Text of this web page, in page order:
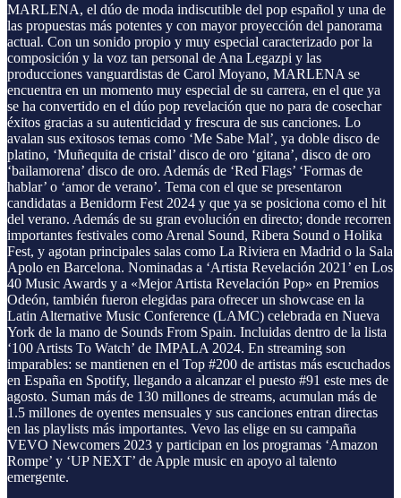
MARLENA, el dúo de moda indiscutible del pop español y una de
las propuestas más potentes y con mayor proyección del panorama
actual. Con un sonido propio y muy especial caracterizado por la
composición y la voz tan personal de Ana Legazpi y las
producciones vanguardistas de Carol Moyano, MARLENA se
encuentra en un momento muy especial de su carrera, en el que ya
se ha convertido en el dúo pop revelación que no para de cosechar
éxitos gracias a su autenticidad y frescura de sus canciones. Lo
avalan sus exitosos temas como ‘Me Sabe Mal’, ya doble disco de
platino, ‘Muñequita de cristal’ disco de oro ‘gitana’, disco de oro
‘bailamorena’ disco de oro. Además de ‘Red Flags’ ‘Formas de
hablar’ o ‘amor de verano’. Tema con el que se presentaron
candidatas a Benidorm Fest 2024 y que ya se posiciona como el hit
del verano. Además de su gran evolución en directo; donde recorren
importantes festivales como Arenal Sound, Ribera Sound o Holika
Fest, y agotan principales salas como La Riviera en Madrid o la Sala
Apolo en Barcelona. Nominadas a ‘Artista Revelación 2021’ en Los
40 Music Awards y a «Mejor Artista Revelación Pop» en Premios
Odeón, también fueron elegidas para ofrecer un showcase en la
Latin Alternative Music Conference (LAMC) celebrada en Nueva
York de la mano de Sounds From Spain. Incluidas dentro de la lista
‘100 Artists To Watch’ de IMPALA 2024. En streaming son
imparables: se mantienen en el Top #200 de artistas más escuchados
en España en Spotify, llegando a alcanzar el puesto #91 este mes de
agosto. Suman más de 130 millones de streams, acumulan más de
1.5 millones de oyentes mensuales y sus canciones entran directas
en las playlists más importantes. Vevo las elige en su campaña
VEVO Newcomers 2023 y participan en los programas ‘Amazon
Rompe’ y ‘UP NEXT’ de Apple music en apoyo al talento
emergente.